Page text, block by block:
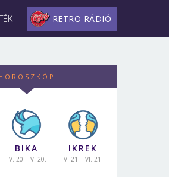
RETRO RÁDIÓ
BIKA
IV. 20. - V. 20.
IKREK
V. 21. - VI. 21.